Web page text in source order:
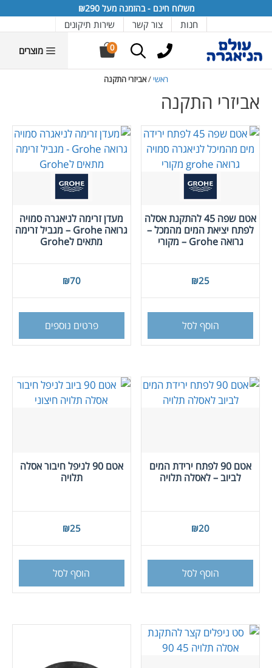
מוצרים
משלוח חינם - בהזמנה מעל ₪290
חנות צור קשר שירות תיקונים
0
ראשי /אביזרי התקנה
אביזרי התקנה
אטם שפה 45 להתקנת אסלה
לפתח יציאת המים מהמכל –
גרואה Grohe – מקורי
₪25
הוסף לסל
מעדן זרימה לניאגרה סמויה
גרואה Grohe – מגביל זרימה
מתאים לGrohe
₪70
פרטים נוספים
אטם 90 לפתח ירידת המים
לביוב – לאסלה תלויה
₪20
הוסף לסל
אטם 90 לניפל חיבור אסלה
תלויה
₪25
הוסף לסל